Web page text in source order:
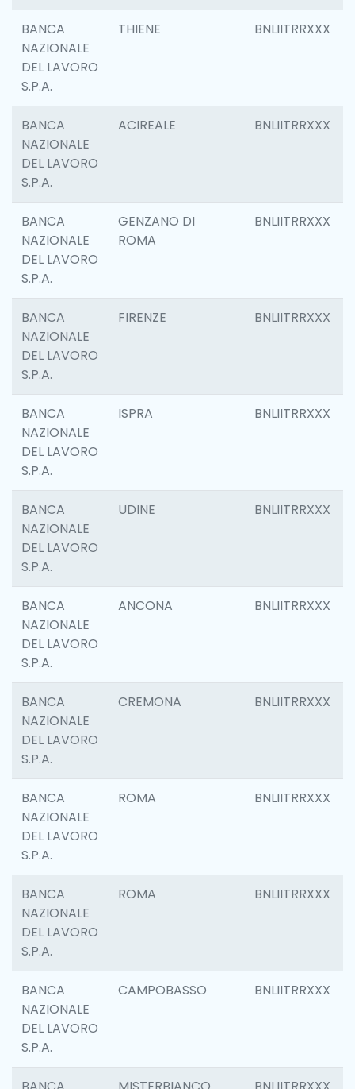
BANCA
NAZIONALE
DEL LAVORO
S.P.A.
THIENE BNLIITRRXXX
BANCA
NAZIONALE
DEL LAVORO
S.P.A.
ACIREALE BNLIITRRXXX
BANCA
NAZIONALE
DEL LAVORO
S.P.A.
GENZANO DI
ROMA
BNLIITRRXXX
BANCA
NAZIONALE
DEL LAVORO
S.P.A.
FIRENZE BNLIITRRXXX
BANCA
NAZIONALE
DEL LAVORO
S.P.A.
ISPRA BNLIITRRXXX
BANCA
NAZIONALE
DEL LAVORO
S.P.A.
UDINE BNLIITRRXXX
BANCA
NAZIONALE
DEL LAVORO
S.P.A.
ANCONA BNLIITRRXXX
BANCA
NAZIONALE
DEL LAVORO
S.P.A.
CREMONA BNLIITRRXXX
BANCA
NAZIONALE
DEL LAVORO
S.P.A.
ROMA BNLIITRRXXX
BANCA
NAZIONALE
DEL LAVORO
S.P.A.
ROMA BNLIITRRXXX
BANCA
NAZIONALE
DEL LAVORO
S.P.A.
CAMPOBASSO BNLIITRRXXX